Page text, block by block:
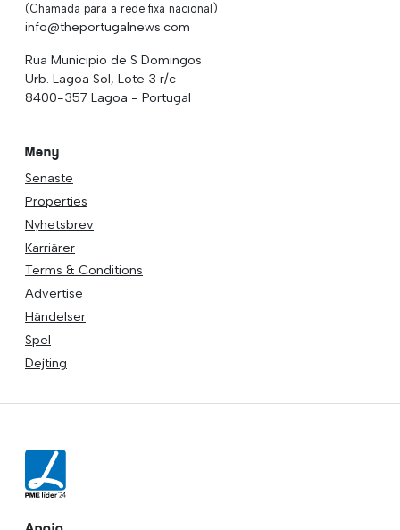
(Chamada para a rede fixa nacional)
info@theportugalnews.com
Rua Municipio de S Domingos
Urb. Lagoa Sol, Lote 3 r/c
8400-357 Lagoa - Portugal
Meny
Senaste
Properties
Nyhetsbrev
Karriärer
Terms & Conditions
Advertise
Händelser
Spel
Dejting